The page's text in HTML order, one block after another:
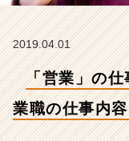
2019.04.01
「営業」の
業職の仕事内